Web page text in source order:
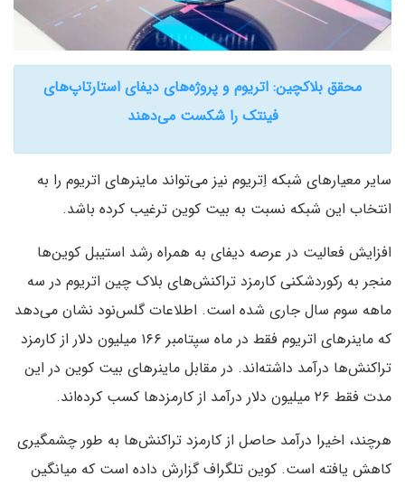
محقق بلاکچین: اتریوم و پروژه‌های دیفای استارتاپ‌های
فینتک را شکست می‌دهند
سایر معیارهای شبکه اِتریوم نیز می‌تواند ماینرهای اتریوم را به
انتخاب این شبکه نسبت به بیت کوین ترغیب کرده باشد.
افزایش فعالیت در عرصه دیفای به همراه رشد استیبل کوین‌ها
منجر به رکوردشکنی کارمزد تراکنش‌های بلاک چین اتریوم در سه
ماهه سوم سال جاری شده است. اطلاعات گلس‌نود نشان می‌دهد
که ماینرهای اتریوم فقط در ماه سپتامبر ۱۶۶ میلیون دلار از کارمزد
تراکنش‌ها درآمد داشته‌اند. در مقابل ماینرهای بیت کوین در این
مدت فقط ۲۶ میلیون دلار درآمد از کارمزدها کسب کرده‌اند.
هرچند، اخیرا درآمد حاصل از کارمزد تراکنش‌ها به طور چشمگیری
کاهش یافته است. کوین تلگراف گزارش داده است که میانگین